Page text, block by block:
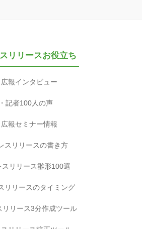
リリースお役立ち
広報インタビュー
記者100人の声
広報セミナー情報
スリリースの書き方
スリリース雛形100選
リリースのタイミング
リリース3分作成ツール